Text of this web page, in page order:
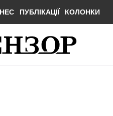
ПУБЛІКАЦІЇ КОЛОНКИ